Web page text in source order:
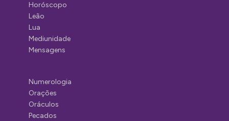
Horóscopo
Leão
Lua
Mediunidade
Mensagens
Numerologia
Orações
Oráculos
Pecados